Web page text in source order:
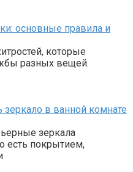
основные правила и
которые
разных вещей.
в ванной комнате
зеркала
есть покрытием,